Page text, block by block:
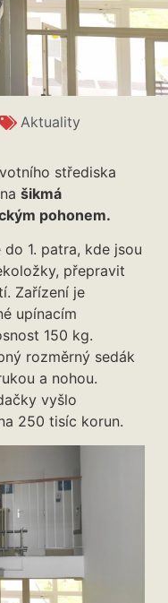
Aktuality
střediska
šikmá
pohonem.
1. patra, kde jsou
přepravit
Zařízení je
upínacím
150 kg.
rozměrný sedák
a nohou.
vyšlo
250 tisíc korun.